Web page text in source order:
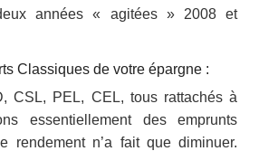
années « agitées » 2008 et
Classiques de votre épargne :
CSL, PEL, CEL, tous rattachés à
essentiellement des emprunts
rendement n’a fait que diminuer.